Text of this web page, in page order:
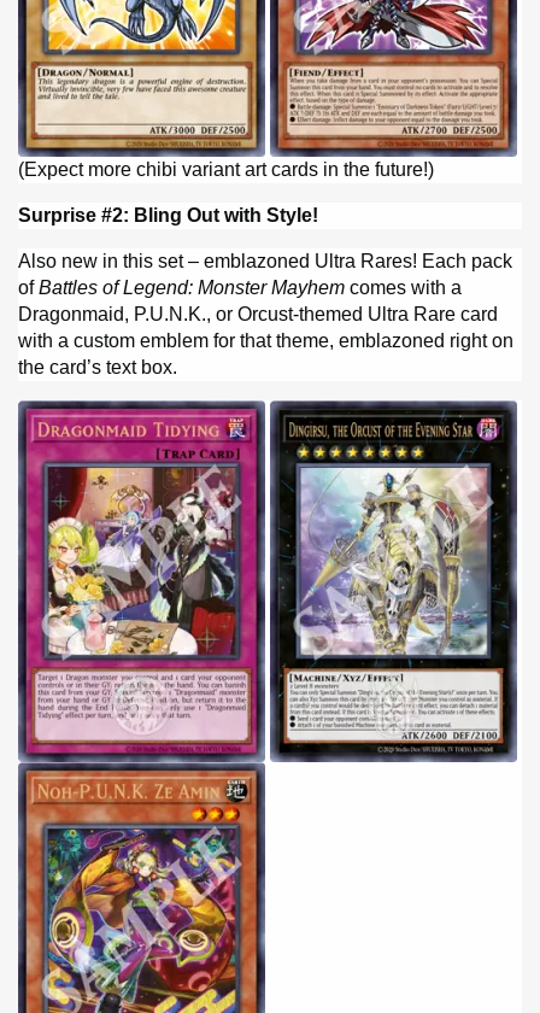
(Expect more chibi variant art cards in the future!)
Surprise #2: Bling Out with Style!
Also new in this set – emblazoned Ultra Rares! Each pack
ofBattles of Legend: Monster Mayhem comes with a
Dragonmaid, P.U.N.K., or Orcust-themed Ultra Rare card
with a custom emblem for that theme, emblazoned right on
the card’s text box.